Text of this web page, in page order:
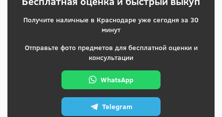
Получите наличные в Краснодаре уже сегодня за 30
минут
Отправьте фото предметов для бесплатной оценки и
консультации
WhatsApp
Telegram